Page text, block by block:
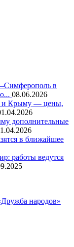
в
08.06.2026
и Крыму — цены,
дополнительные
в ближайшее
работы ведутся
народов»